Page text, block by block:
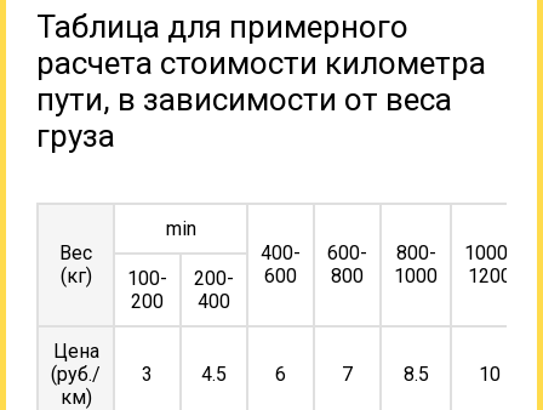
Таблица для примерного
расчета стоимости километра
пути, в зависимости от веса
груза
Вес
(кг)
min
400-
600
600-
800
800-
1000
1000-
1200
100-
200
200-
400
Цена
(руб./
км)
3 4.5 6 7 8.5 10